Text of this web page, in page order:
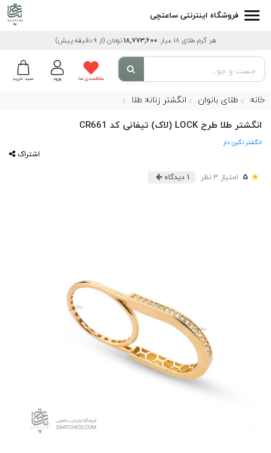
فروشگاه اینترنتی ساعتچی
هر گرم طلای 18 عیار: 18,773,600تومان (از 9 دقیقه پیش)
سبد خرید ورود علاقمندی ها
خانه طلای بانوان انگشتر زنانه طلا
انگشتر طلا طرح LOCK (لاک) تیفانی کد CR661
انگشتر نگین دار
اشتراک
★
5 امتیاز 3 نظر 1 دیدگاه